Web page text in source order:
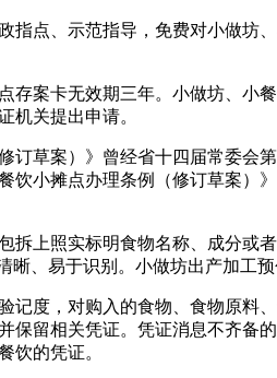
点、示范指导，免费对小做坊
案卡无效期三年。小做坊、小
机关提出申请。
草案）》曾经省十四届常委会
小摊点办理条例（修订草案）
上照实标明食物名称、成分或
、易于识别。小做坊出产加工预
度，对购入的食物、食物原料
保留相关凭证。凭证消息不齐备
饮的凭证。